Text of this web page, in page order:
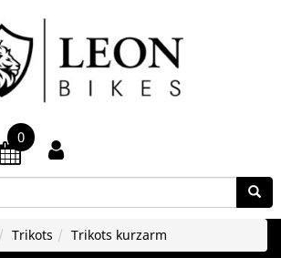
0
Trikots Trikots kurzarm